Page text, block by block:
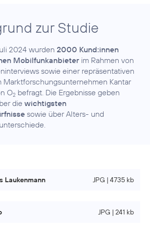
zur Studie
2024 wurden 2000 Kund:innen
Mobilfunkanbieter im Rahmen von
sowie einer repräsentativen
Marktforschungsunternehmen Kantar
O2 befragt. Die Ergebnisse geben
die wichtigsten
sowie über Alters- und
Laukenmann JPG | 4735 kb
JPG | 241 kb